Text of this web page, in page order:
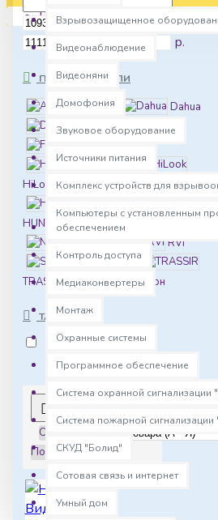
Взрывозащищенное
Видеонаблюдение
Видеоняни
Домофония
Звуковое оборудование
Источники питания
Комплекс устройств для
Компьютеры с установленным
обеспечением
Контроль доступа
Медиаконвертеры
Монтаж
Охранные системы
Программное обеспечение
Система охранной сигнализации
Система пожарной
СКУД "Болид"
Сотовая связь и интернет
Умный дом
Ваша корзина пуста!
р.
р.
ПРОИЗВОДИТЕЛИ
AltCam
Dahua
Divisat
EZ-IP
Hikvision
HiLook
HIVIDEO
HUNTER
iFLOW
RVi
SatVision
TRASSIR
Релион
TAGS
HD видеокамера
Сортировка:
Показать: